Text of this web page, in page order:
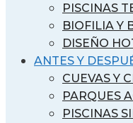
PISCINAS
BIOFILIA Y
DISEÑO
ANTES Y
CUEVAS Y
PARQUES
PISCINAS